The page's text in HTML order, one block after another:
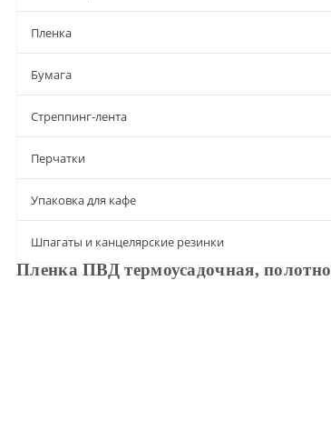
Пленка
Бумага
Стреппинг-лента
Перчатки
Упаковка для кафе
Шпагаты и канцелярские резинки
Пленка ПВД термоусадочная,